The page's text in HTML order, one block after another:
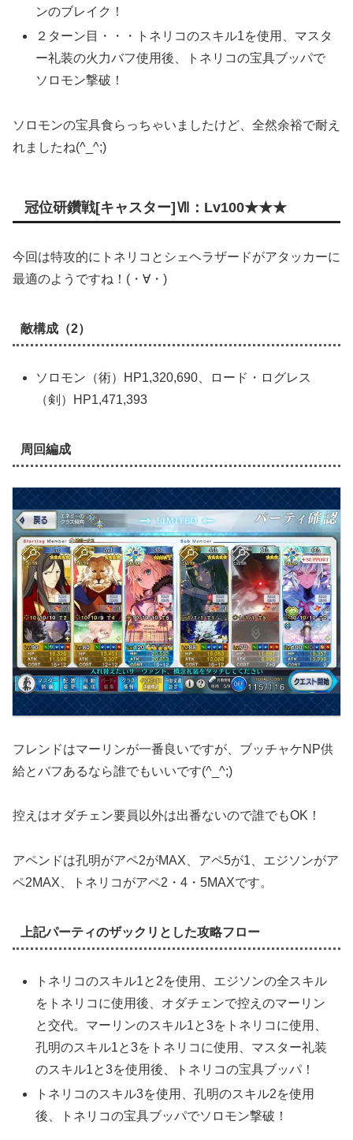
ンのブレイク！
２ターン目・・・トネリコのスキル1を使用、マスタ
ー礼装の火力バフ使用後、トネリコの宝具ブッパで
ソロモン撃破！
ソロモンの宝具食らっちゃいましたけど、全然余裕で耐え
れましたね(^_^;)
冠位研鑽戦[キャスター]Ⅶ：Lv100★★★
今回は特攻的にトネリコとシェヘラザードがアタッカーに
最適のようですね！(・∀・)
敵構成（2）
ソロモン（術）HP1,320,690、ロード・ログレス
（剣）HP1,471,393
周回編成
フレンドはマーリンが一番良いですが、ブッチャケNP供
給とバフあるなら誰でもいいです(^_^;)
控えはオダチェン要員以外は出番ないので誰でもOK！
アペンドは孔明がアペ2がMAX、アペ5が1、エジソンがア
ペ2MAX、トネリコがアペ2・4・5MAXです。
上記パーティのザックリとした攻略フロー
トネリコのスキル1と2を使用、エジソンの全スキル
をトネリコに使用後、オダチェンで控えのマーリン
と交代。マーリンのスキル1と3をトネリコに使用、
孔明のスキル1と3をトネリコに使用、マスター礼装
のスキル1と3を使用後、トネリコの宝具ブッパ！
トネリコのスキル3を使用、孔明のスキル2を使用
後、トネリコの宝具ブッパでソロモン撃破！